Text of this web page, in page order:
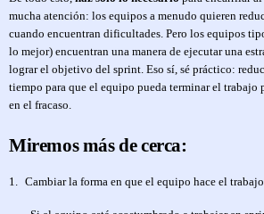
mucha atención: los equipos a menudo quieren
cuando encuentran dificultades. Pero los equipos
lo mejor) encuentran una manera de ejecutar una
lograr el objetivo del sprint. Eso sí, sé práctico:
tiempo para que el equipo pueda terminar el trabajo
en el fracaso.
Miremos más de cerca:
1. Cambiar la forma en que el equipo hace el